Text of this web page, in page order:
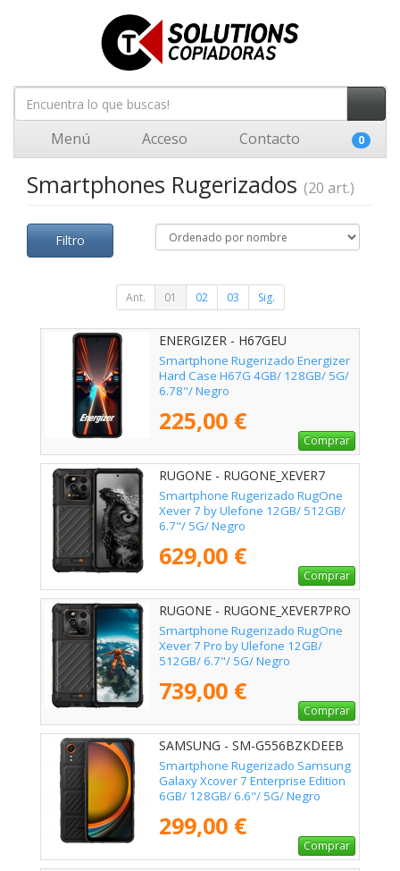
Menú Acceso Contacto 0
Smartphones Rugerizados (20 art.)
Filtro
Ant. 01 02 03 Sig.
ENERGIZER - H67GEU
Smartphone Rugerizado Energizer
Hard Case H67G 4GB/ 128GB/ 5G/
6.78"/ Negro
225,00 €
Comprar
RUGONE - RUGONE_XEVER7
Smartphone Rugerizado RugOne
Xever 7 by Ulefone 12GB/ 512GB/
6.7"/ 5G/ Negro
629,00 €
Comprar
RUGONE - RUGONE_XEVER7PRO
Smartphone Rugerizado RugOne
Xever 7 Pro by Ulefone 12GB/
512GB/ 6.7"/ 5G/ Negro
739,00 €
Comprar
SAMSUNG - SM-G556BZKDEEB
Smartphone Rugerizado Samsung
Galaxy Xcover 7 Enterprise Edition
6GB/ 128GB/ 6.6"/ 5G/ Negro
299,00 €
Comprar